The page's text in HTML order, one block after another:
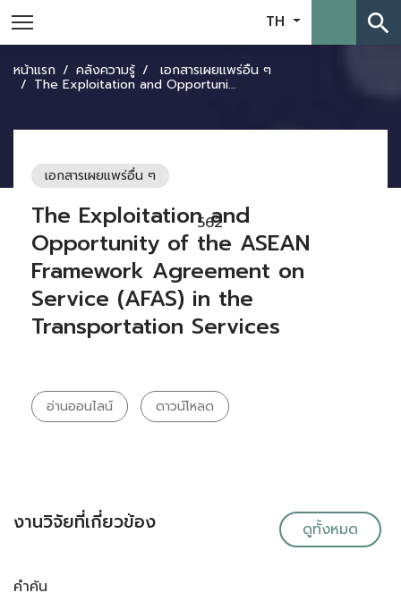
TH search
หน้าแรก คลังความรู้ เอกสารเผยแพร่อื่น ๆ
The Exploitation and Opportunity of the ASEAN Framework Agreement on Service (AFAS) in the Transportation Services
เอกสารเผยแพร่อื่น ๆ
562
The Exploitation and
Opportunity of the ASEAN
Framework Agreement on
Service (AFAS) in the
Transportation Services
อ่านออนไลน์ ดาวน์โหลด
งานวิจัยที่เกี่ยวข้อง ดูทั้งหมด
คำค้น